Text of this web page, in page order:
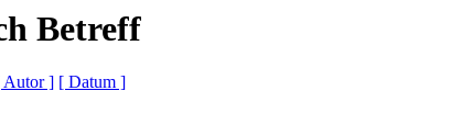
Betreff
Autor ] [ Datum ]